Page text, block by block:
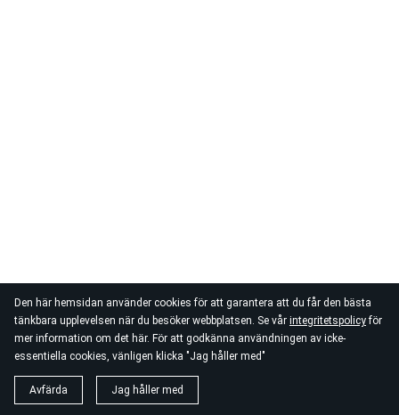
Den här hemsidan använder cookies för att garantera att du får den bästa
tänkbara upplevelsen när du besöker webbplatsen. Se vår integritetspolicyför
mer information om det här. För att godkänna användningen av icke-
essentiella cookies, vänligen klicka "Jag håller med"
Avfärda Jag håller med